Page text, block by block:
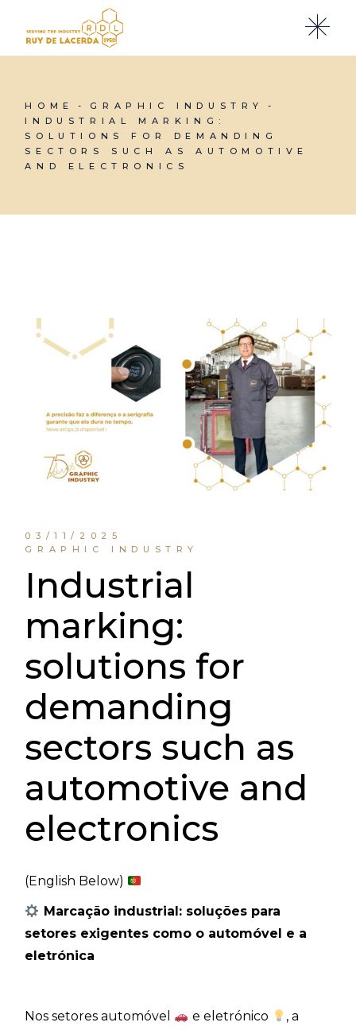
HOME
GRAPHIC INDUSTRY
INDUSTRIAL MARKING:
SOLUTIONS FOR DEMANDING
SECTORS SUCH AS AUTOMOTIVE
AND ELECTRONICS
03/11/2025
GRAPHIC INDUSTRY
Industrial
marking:
solutions for
demanding
sectors such as
automotive and
electronics
(English Below)
Marcação industrial: soluções para
setores exigentes como o automóvel e a
eletrónica
Nos setores automóvel e eletrónico
, a